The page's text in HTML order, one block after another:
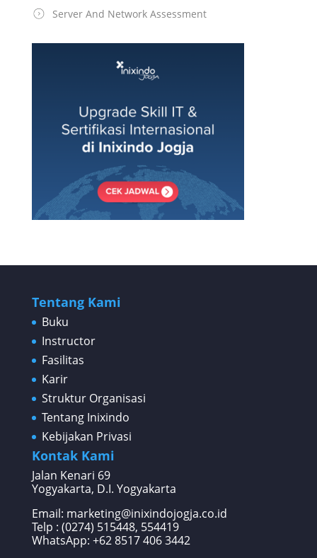
Server And Network Assessment
Tentang Kami
Buku
Instructor
Fasilitas
Karir
Struktur Organisasi
Tentang Inixindo
Kebijakan Privasi
Kontak Kami
Jalan Kenari 69
Yogyakarta, D.I. Yogyakarta
Email: marketing@inixindojogja.co.id
Telp : (0274) 515448, 554419
WhatsApp: +62 8517 406 3442